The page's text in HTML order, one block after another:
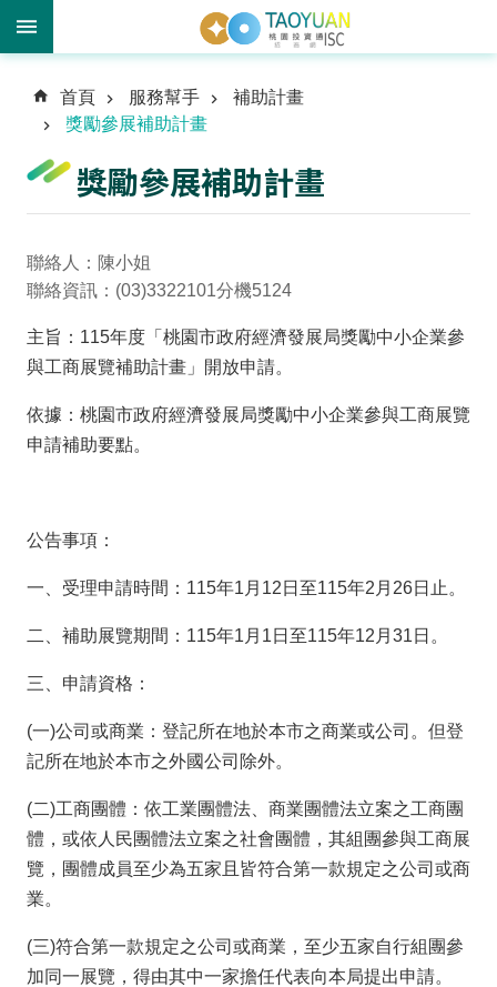
階
訊
息
心
資
優
資
機
服
幫
投
回
首
頁
網
站
首頁 服務幫手
補助計畫
獎勵參展補助計畫
獎勵參展補助計畫
聯絡人：陳小姐
聯絡資訊：(03)3322101分機5124
主旨：115年度「桃園市政府經濟發展局獎勵中小企業參
與工商展覽補助計畫」開放申請。
依據：桃園市政府經濟發展局獎勵中小企業參與工商展覽
申請補助要點。
公告事項：
一、受理申請時間：115年1月12日至115年2月26日止。
二、補助展覽期間：115年1月1日至115年12月31日。
三、申請資格：
(一)公司或商業：登記所在地於本市之商業或公司。但登
記所在地於本市之外國公司除外。
(二)工商團體：依工業團體法、商業團體法立案之工商團
體，或依人民團體法立案之社會團體，其組團參與工商展
覽，團體成員至少為五家且皆符合第一款規定之公司或商
業。
(三)符合第一款規定之公司或商業，至少五家自行組團參
加同一展覽，得由其中一家擔任代表向本局提出申請。